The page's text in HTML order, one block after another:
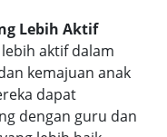
Lebih Aktif
aktif dalam
kemajuan anak
dapat
dengan guru dan